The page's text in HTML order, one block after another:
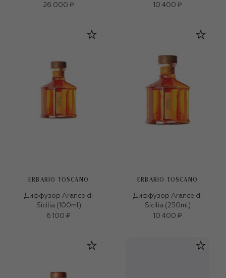
26 000 ₽
10 400 ₽
ERBARIO TOSCANO
Диффузор Arance di
Sicilia (100ml)
6 100 ₽
ERBARIO TOSCANO
Диффузор Arance di
Sicilia (250ml)
10 400 ₽